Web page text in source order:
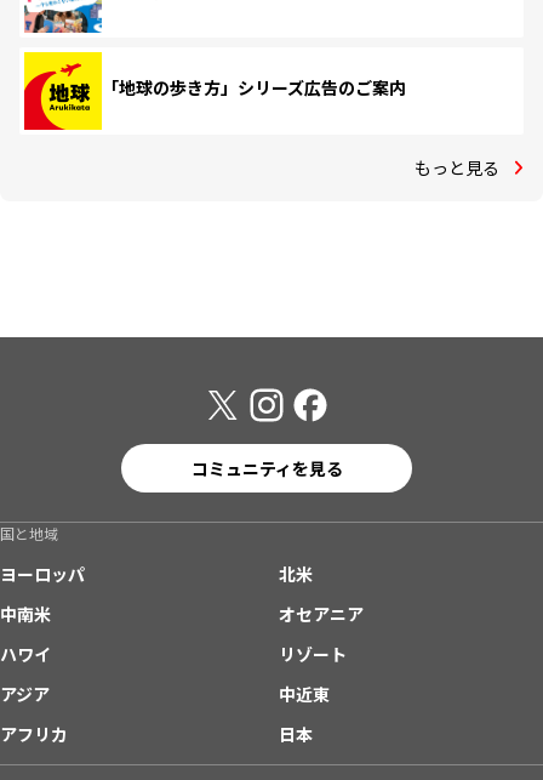
「地球の歩き方」シリーズ広告のご案内
もっと見る
コミュニティを見る
国と地域
ヨーロッパ
北米
中南米
オセアニア
ハワイ
リゾート
アジア
中近東
アフリカ
日本